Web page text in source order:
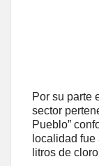
Por su parte
sector
Pueblo”
localidad
litros de